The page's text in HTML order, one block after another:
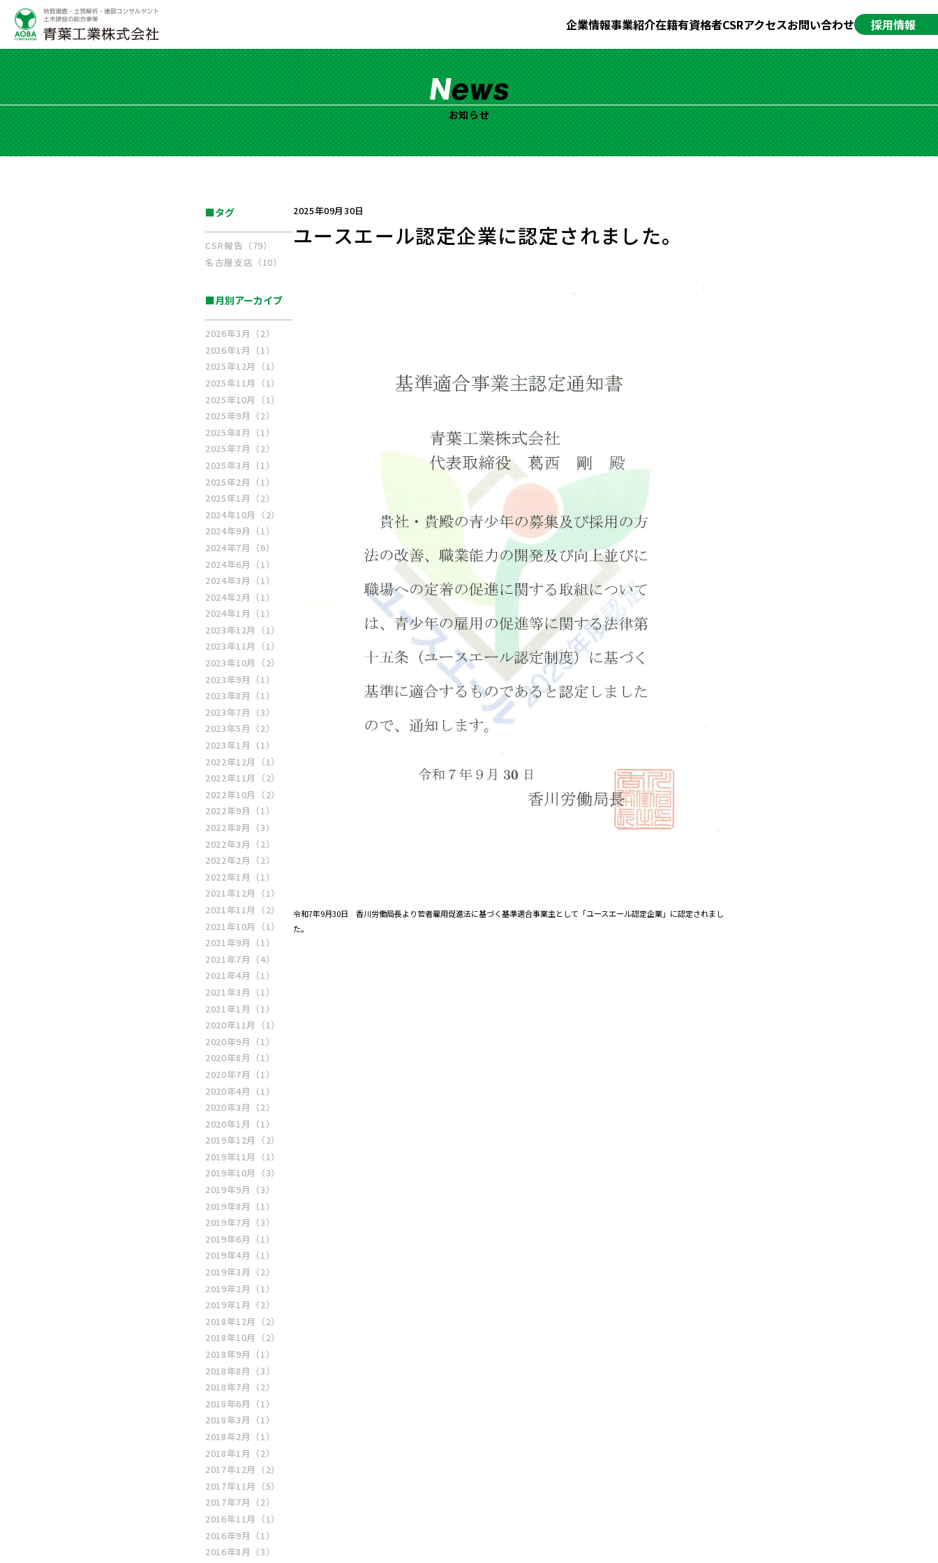
企業情報事業紹介在籍有資格者CSRアクセスお問い合わせ 採用情報
お知らせ
2025年09月30日
ユースエール認定企業に認定されました。
令和7年9月30日 香川労働局長より若者雇用促進法に基づく基準適合事業主として「ユースエール認定企業」に認定されまし
た。
■タグ
CSR報告（79）
名古屋支店（10）
■月別アーカイブ
2026年3月 （2）
2026年1月 （1）
2025年12月
（1）
2025年11月
（1）
2025年10月
（1）
2025年9月 （2）
2025年8月 （1）
2025年7月 （2）
2025年3月 （1）
2025年2月 （1）
2025年1月 （2）
2024年10月
（2）
2024年9月 （1）
2024年7月 （6）
2024年6月 （1）
2024年3月 （1）
2024年2月 （1）
2024年1月 （1）
2023年12月
（1）
2023年11月
（1）
2023年10月
（2）
2023年9月 （1）
2023年8月 （1）
2023年7月 （3）
2023年5月 （2）
2023年1月 （1）
2022年12月
（1）
2022年11月
（2）
2022年10月
（2）
2022年9月 （1）
2022年8月 （3）
2022年3月 （2）
2022年2月 （2）
2022年1月 （1）
2021年12月
（1）
2021年11月
（2）
2021年10月
（1）
2021年9月 （1）
2021年7月 （4）
2021年4月 （1）
2021年3月 （1）
2021年1月 （1）
2020年11月
（1）
2020年9月 （1）
2020年8月 （1）
2020年7月 （1）
2020年4月 （1）
2020年3月 （2）
2020年1月 （1）
2019年12月
（2）
2019年11月
（1）
2019年10月
（3）
2019年9月 （3）
2019年8月 （1）
2019年7月 （3）
2019年6月 （1）
2019年4月 （1）
2019年3月 （2）
2019年2月 （1）
2019年1月 （2）
2018年12月
（2）
2018年10月
（2）
2018年9月 （1）
2018年8月 （3）
2018年7月 （2）
2018年6月 （1）
2018年3月 （1）
2018年2月 （1）
2018年1月 （2）
2017年12月
（2）
2017年11月
（5）
2017年7月 （2）
2016年11月
（1）
2016年9月 （1）
2016年8月 （3）